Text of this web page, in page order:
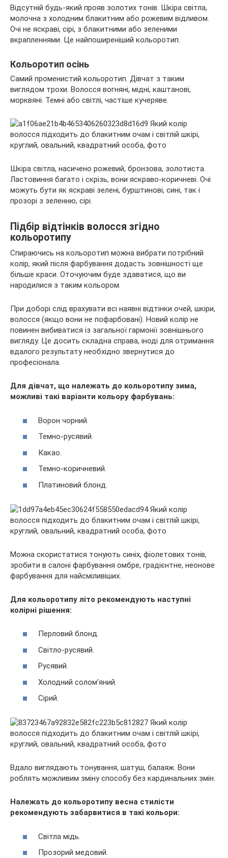
Відсутній будь-який прояв золотих тонів. Шкіра світла,
молочна з холодним блакитним або рожевим відливом.
Очі не яскраві, сірі, з блакитними або зеленими
вкрапленнями. Це найпоширеніший кольоротип.
Кольоротип осінь
Самий променистий кольоротип. Дівчат з таким
виглядом трохи. Волосся вогняні, мідні, каштанові,
морквяні. Темні або світлі, частіше кучеряве.
Шкіра світла, насичено рожевий, бронзова, золотиста.
Ластовиння багато і скрізь, вони яскраво-коричневі. Очі
можуть бути як яскраві зелені, бурштинові, сині, так і
прозорі з зеленню, сірі.
Підбір відтінків волосся згідно
кольоротипу
Спираючись на кольоротип можна вибрати потрібний
колір, який після фарбування додасть зовнішності ще
більше краси. Оточуючим буде здаватися, що ви
народилися з таким кольором.
При доборі слід врахувати всі наявні відтінки очей, шкіри,
волосся (якщо вони не пофарбовані). Новий колір не
повинен вибиватися із загальної гармонії зовнішнього
вигляду. Це досить складна справа, іноді для отримання
вдалого результату необхідно звернутися до
професіонала.
Для дівчат, що належать до кольоротипу зима,
можливі такі варіанти кольору фарбувань:
Ворон чорний.
Темно-русявий.
Какао.
Темно-коричневий.
Платиновий блонд.
Можна скористатися тонують синіх, фіолетових тонів,
зробити в салоні фарбування омбре, градієнтне, неонове
фарбування для найсміливіших.
Для кольоротипу літо рекомендують наступні
колірні рішення:
Перловий блонд.
Світло-русявий.
Русявий.
Холодний солом’яний.
Сірий.
Вдало виглядають тонування, шатуш, балаяж. Вони
роблять можливим зміну способу без кардинальних змін.
Належать до кольоротипу весна стилісти
рекомендують забарвитися в такі кольори:
Світла мідь.
Прозорий медовий.